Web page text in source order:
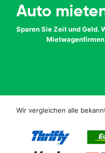
Auto
Sparen Sie Zeit und Geld.
Wir vergleichen alle